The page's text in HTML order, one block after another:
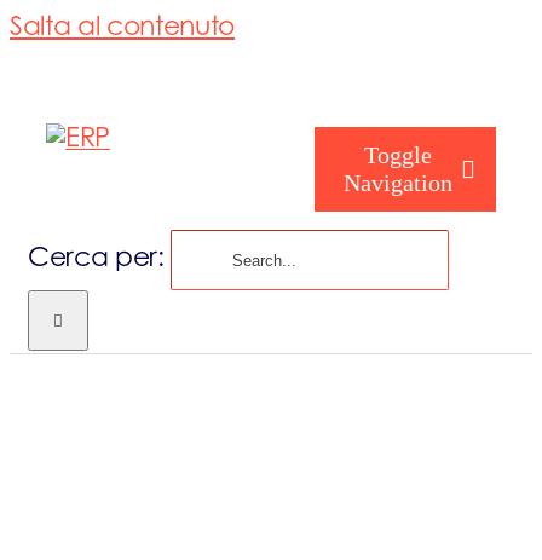
Salta al contenuto
Toggle
Navigation
Cerca per: